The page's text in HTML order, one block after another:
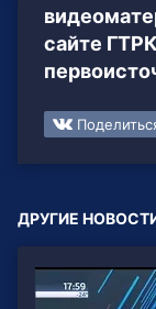
сайте
ДРУГИЕ